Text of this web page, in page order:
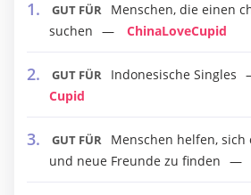
GUT FÜR
Menschen, die einen
suchen
ChinaLoveCupid
GUT FÜR Indonesische Singles
Cupid
GUT FÜR
Menschen helfen,
und neue Freunde zu finden